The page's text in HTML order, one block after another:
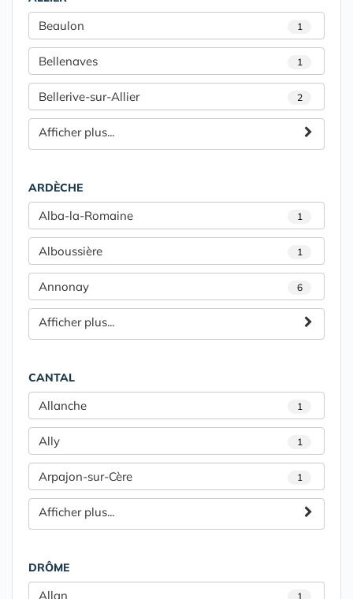
Beaulon 1
Bellenaves 1
Bellerive-sur-Allier 2
Afficher plus...
ARDÈCHE
Alba-la-Romaine 1
Alboussière 1
Annonay 6
Afficher plus...
CANTAL
Allanche 1
Ally 1
Arpajon-sur-Cère 1
Afficher plus...
DRÔME
Allan 1